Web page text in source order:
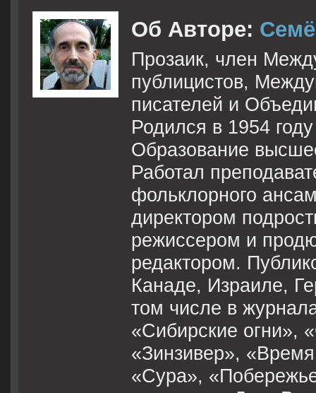
Об Авторе:
Прозаик, член
публицистов,
писателей и
Родился в 1954
Образование
Работал
фольклорного
директором
режиссером и
редактором.
Канаде, Израиле,
том числе в
«Сибирские огни»,
«Зинзивер»,
«Сура»,